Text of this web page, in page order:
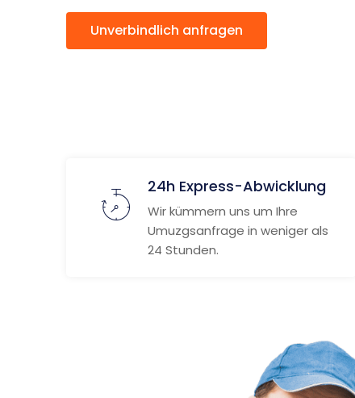
Unverbindlich anfragen
24h Express-Abwicklung
Wir kümmern uns um Ihre
Umuzgsanfrage in weniger als
24 Stunden.